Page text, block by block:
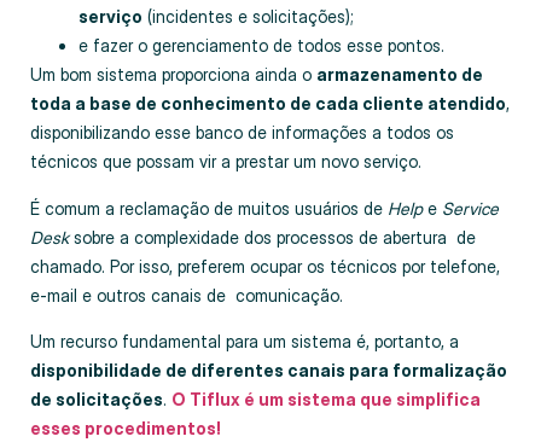
serviço (incidentes e solicitações);
e fazer o gerenciamento de todos esse pontos.
Um bom sistema proporciona ainda o armazenamento de
toda a base de conhecimento de cada cliente atendido,
disponibilizando esse banco de informações a todos os
técnicos que possam vir a prestar um novo serviço.
É comum a reclamação de muitos usuários de Helpe Service
Desksobre a complexidade dos processos de abertura de
chamado. Por isso, preferem ocupar os técnicos por telefone,
e-mail e outros canais de comunicação.
Um recurso fundamental para um sistema é, portanto, a
disponibilidade de diferentes canais para formalização
de solicitações. O Tiflux é um sistema que simplifica
esses procedimentos!